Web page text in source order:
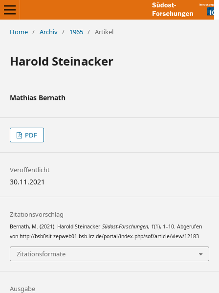
Home / Archiv / 1965 / Artikel
Harold Steinacker
Mathias Bernath
PDF
Veröffentlicht
30.11.2021
Zitationsvorschlag
Bernath, M. (2021). Harold Steinacker. Südost-Forschungen, 1(1), 1–10. Abgerufen
von http://bsb0sit-zepweb01.bsb.lrz.de/portal/index.php/sof/article/view/12183
Zitationsformate
Ausgabe